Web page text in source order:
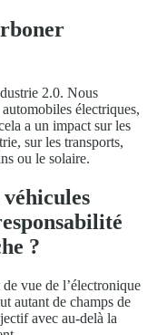
2.0. Nous
électriques,
a un impact sur les
sur les transports,
ou le solaire.
?
vue de l’électronique
autant de champs de
avec au-delà la